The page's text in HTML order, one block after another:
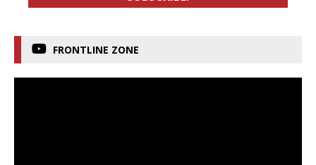
FRONTLINE ZONE